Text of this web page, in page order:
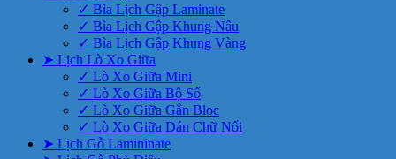
✓ Bìa Lịch Gập Laminate
✓ Bìa Lịch Gập Khung Nâu
✓ Bìa Lịch Gập Khung Vàng
➤ Lịch Lò Xo Giữa
✓ Lò Xo Giữa Mini
✓ Lò Xo Giữa Bộ Số
✓ Lò Xo Giữa Gắn Bloc
✓ Lò Xo Giữa Dán Chữ Nổi
➤ Lịch Gỗ Lamininate